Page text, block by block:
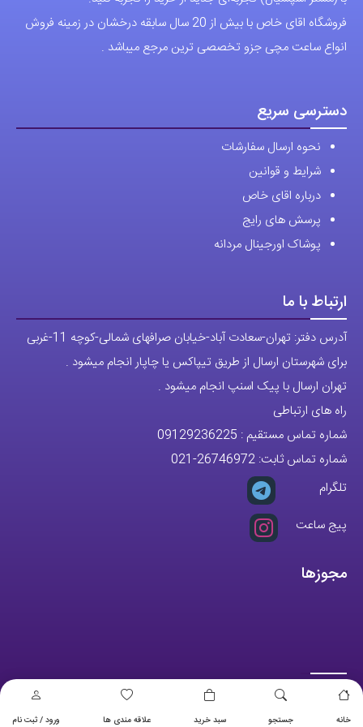
خانه جستجو سبد خرید علاقه مندی ها ورود / ثبت نام
است
انتخاب
فروشگاه اقای خاص با بیش از 20 سال سابقه درخشان در زمینه فروش
انواع ساعت مچی جزو تخصصی ترین مرجع میباشد .
دسترسی سریع
نحوه ارسال سفارشات
شرایط و قوانین
درباره اقای خاص
پرسش های رایج
پوشاک اورجینال مردانه
ارتباط با ما
آدرس دفتر: تهران-سعادت آباد-خیابان صرافهای شمالی-کوچه 11-غربی
برای شهرستان ارسال از طریق تیپاکس یا چاپار انجام میشود .
تهران ارسال با پیک اسنپ انجام میشود .
راه های ارتباطی
شماره تماس مستقیم : 09129236225
شماره تماس ثابت: 26746972
-021
تلگرام
پیج ساعت
مجوزها